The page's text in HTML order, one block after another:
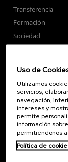
Transferencia
Formación
Sociedad
Seminarios
Únete
Sala de prensa
Perfil del
Corporate
Uso de
Utilizamos
servicios,
navegación,
intereses y
permite
información
permitiéndonos
Política de